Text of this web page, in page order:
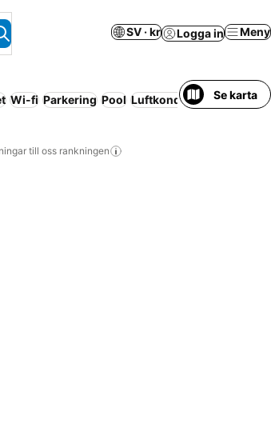
SV · kr Logga in Meny
Wi-fi Parkering Pool LuftkonditioneringSe karta
till oss rankningen
Mina Favoriter
Mina Favoriter